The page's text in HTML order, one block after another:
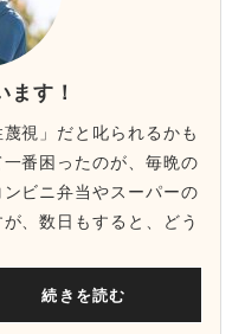
す！
視」だと叱られるかも
番困ったのが、毎晩の
ビニ弁当やスーパーの
、数日もすると、どう
続きを読む